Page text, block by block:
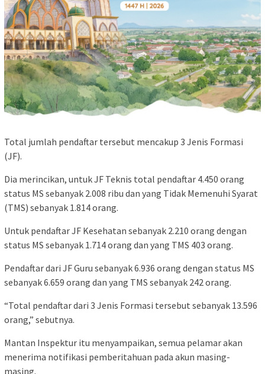
Total jumlah pendaftar tersebut mencakup 3 Jenis Formasi
(JF).
Dia merincikan, untuk JF Teknis total pendaftar 4.450 orang
status MS sebanyak 2.008 ribu dan yang Tidak Memenuhi Syarat
(TMS) sebanyak 1.814 orang.
Untuk pendaftar JF Kesehatan sebanyak 2.210 orang dengan
status MS sebanyak 1.714 orang dan yang TMS 403 orang.
Pendaftar dari JF Guru sebanyak 6.936 orang dengan status MS
sebanyak 6.659 orang dan yang TMS sebanyak 242 orang.
“Total pendaftar dari 3 Jenis Formasi tersebut sebanyak 13.596
orang,” sebutnya.
Mantan Inspektur itu menyampaikan, semua pelamar akan
menerima notifikasi pemberitahuan pada akun masing-
masing.